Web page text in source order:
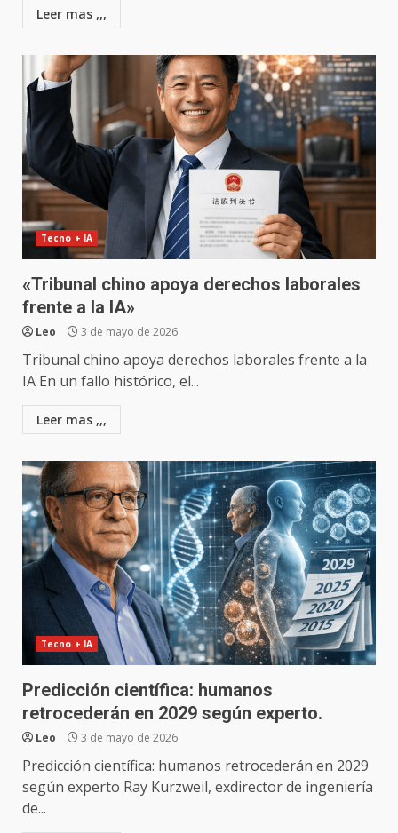
Leer mas ,,,
Tecno + IA
«Tribunal chino apoya derechos laborales
frente a la IA»
Leo 3 de mayo de 2026
Tribunal chino apoya derechos laborales frente a la
IA En un fallo histórico, el...
Leer mas ,,,
Tecno + IA
Predicción científica: humanos
retrocederán en 2029 según experto.
Leo 3 de mayo de 2026
Predicción científica: humanos retrocederán en 2029
según experto Ray Kurzweil, exdirector de ingeniería
de...